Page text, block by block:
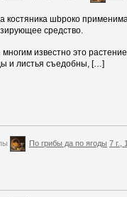
костяника шbроко
средство.
многим известно это
и листья съедобны, […]
По грибы да по ягоды 7 г.,